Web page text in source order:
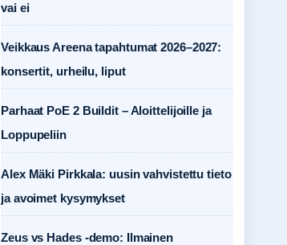
vai ei
Veikkaus Areena tapahtumat 2026–2027:
konsertit, urheilu, liput
Parhaat PoE 2 Buildit – Aloittelijoille ja
Loppupeliin
Alex Mäki Pirkkala: uusin vahvistettu tieto
ja avoimet kysymykset
Zeus vs Hades -demo: Ilmainen